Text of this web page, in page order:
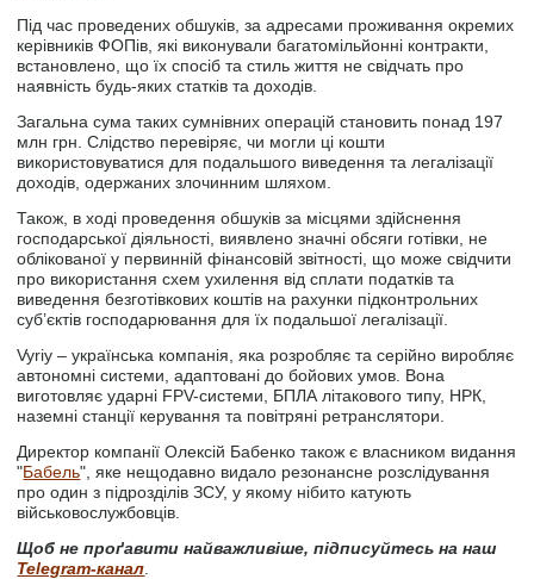
Під час проведених обшуків, за адресами проживання окремих
керівників ФОПів, які виконували багатомільйонні контракти,
встановлено, що їх спосіб та стиль життя не свідчать про
наявність будь-яких статків та доходів.
Загальна сума таких сумнівних операцій становить понад 197
млн грн. Слідство перевіряє, чи могли ці кошти
використовуватися для подальшого виведення та легалізації
доходів, одержаних злочинним шляхом.
Також, в ході проведення обшуків за місцями здійснення
господарської діяльності, виявлено значні обсяги готівки, не
облікованої у первинній фінансовій звітності, що може свідчити
про використання схем ухилення від сплати податків та
виведення безготівкових коштів на рахунки підконтрольних
субʼєктів господарювання для їх подальшої легалізації.
Vyriy – українська компанія, яка розробляє та серійно виробляє
автономні системи, адаптовані до бойових умов. Вона
виготовляє ударні FPV-системи, БПЛА літакового типу, НРК,
наземні станції керування та повітряні ретранслятори.
Директор компанії Олексій Бабенко також є власником видання
"Бабель", яке нещодавно видало резонансне розслідування
про один з підрозділів ЗСУ, у якому нібито катують
військовослужбовців.
Щоб не проґавити найважливіше, підписуйтесь на наш
Telegram-канал